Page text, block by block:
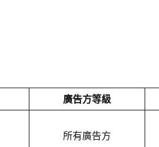
廣告方等級
所有廣告方